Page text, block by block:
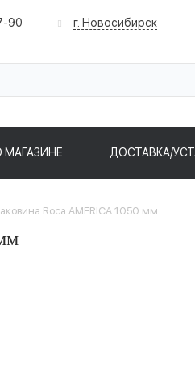
90 г. Новосибирск
МАГАЗИНЕ ДОСТАВКА/
Roca AMERICA 1050 мм